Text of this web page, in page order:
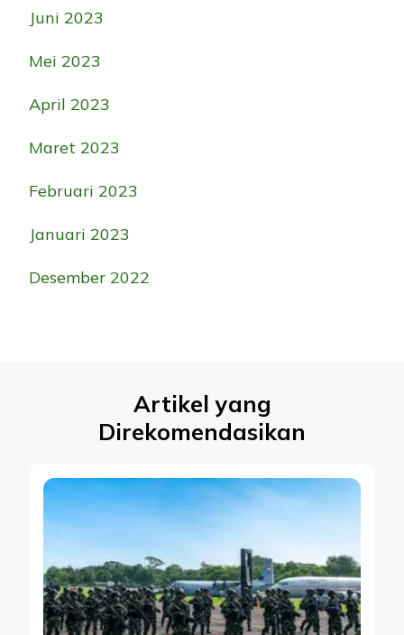
Juni 2023
Mei 2023
April 2023
Maret 2023
Februari 2023
Januari 2023
Desember 2022
Artikel yang
Direkomendasikan